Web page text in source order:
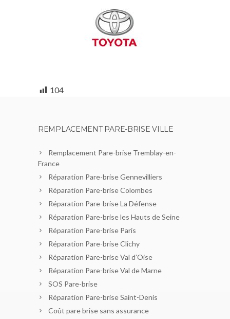
104
REMPLACEMENT PARE-BRISE VILLE
Remplacement Pare-brise Tremblay-en-
France
Réparation Pare-brise Gennevilliers
Réparation Pare-brise Colombes
Réparation Pare-brise La Défense
Réparation Pare-brise les Hauts de Seine
Réparation Pare-brise Paris
Réparation Pare-brise Clichy
Réparation Pare-brise Val d’Oise
Réparation Pare-brise Val de Marne
SOS Pare-brise
Réparation Pare-brise Saint-Denis
Coût pare brise sans assurance